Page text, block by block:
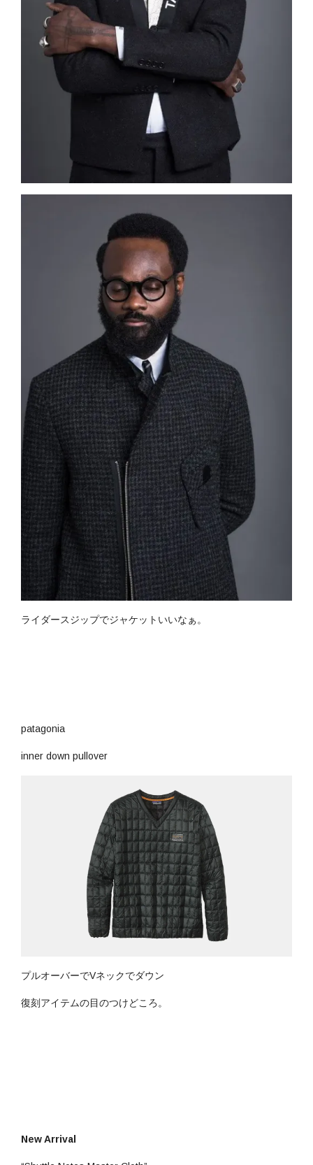
ライダースジップでジャケットいいなぁ。
patagonia
inner down pullover
プルオーバーでVネックでダウン
復刻アイテムの目のつけどころ。
New Arrival